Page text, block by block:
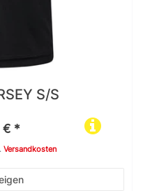
S/S
€ *
Versandkosten